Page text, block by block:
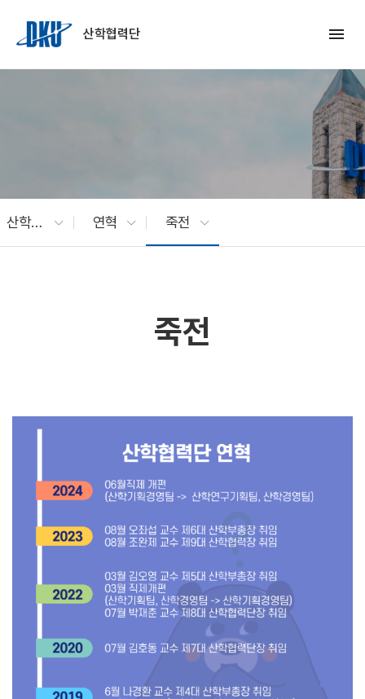
산학협력단
menu
산학협력단 소개 연혁 죽전
죽전